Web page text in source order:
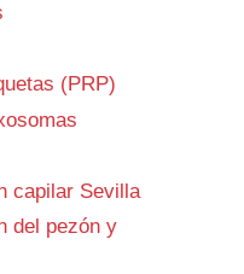
(PRP)
capilar Sevilla
del pezón y